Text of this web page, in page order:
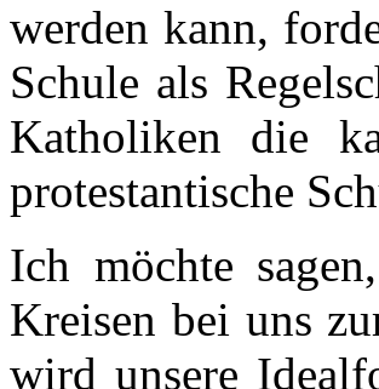
werden kann,
Schule als
Katholiken die
protestantische
Ich möchte
Kreisen bei uns
wird unsere